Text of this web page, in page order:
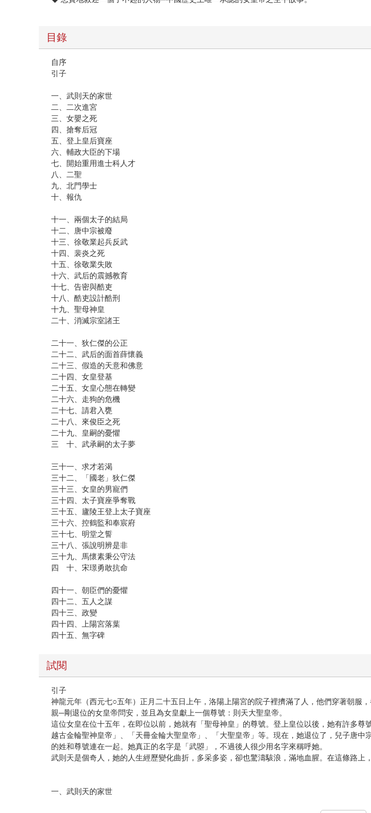
目錄
自序
引子
一、武則天的家世
二、二次進宮
三、女嬰之死
四、搶奪后冠
五、登上皇后寶座
六、輔政大臣的下場
七、開始重用進士科人才
八、二聖
九、北門學士
十、報仇
十一、兩個太子的結局
十二、唐中宗被廢
十三、徐敬業起兵反武
十四、裴炎之死
十五、徐敬業失敗
十六、武后的震撼教育
十七、告密與酷吏
十八、酷吏設計酷刑
十九、聖母神皇
二十、消滅宗室諸王
二十一、狄仁傑的公正
二十二、武后的面首薛懷義
二十三、假造的天意和佛意
二十四、女皇登基
二十五、女皇心態在轉變
二十六、走狗的危機
二十七、請君入甕
二十八、來俊臣之死
二十九、皇嗣的憂懼
三 十、武承嗣的太子夢
三十一、求才若渴
三十二、「國老」狄仁傑
三十三、女皇的男寵們
三十四、太子寶座爭奪戰
三十五、廬陵王登上太子寶座
三十六、控鶴監和奉宸府
三十七、明堂之誓
三十八、張說明辨是非
三十九、馬懷素秉公守法
四 十、宋璟勇敢抗命
四十一、朝臣們的憂懼
四十二、五人之謀
四十三、政變
四十四、上陽宮落葉
四十五、無字碑
試閱
引子
神龍元年（西元七○五年）正月二十五日上午，洛陽上陽宮的院子裡擠滿了人，他們穿著朝服
親─剛退位的女皇帝問安，並且為女皇獻上一個尊號：則天大聖皇帝。
這位女皇在位十五年，在即位以前，她就有「聖母神皇」的尊號。登上皇位以後，她有許多
越古金輪聖神皇帝」、「天冊金輪大聖皇帝」、「大聖皇帝」等。現在，她退位了，兒子唐
的姓和尊號連在一起。她真正的名字是「武曌」，不過後人很少用名字來稱呼她。
武則天是個奇人，她的人生經歷變化曲折，多采多姿，卻也驚濤駭浪，滿地血腥。在這條路上
一、武則天的家世